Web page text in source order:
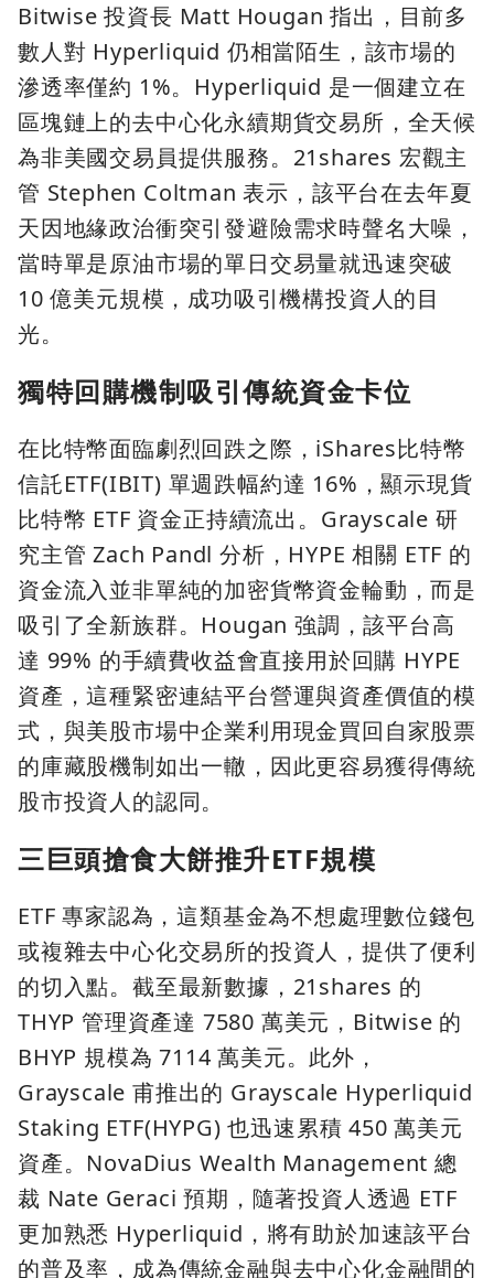
Bitwise 投資長 Matt Hougan 指出，目前多
數人對 Hyperliquid 仍相當陌生，該市場的
滲透率僅約 1%。Hyperliquid 是一個建立在
區塊鏈上的去中心化永續期貨交易所，全天候
為非美國交易員提供服務。21shares 宏觀主
管 Stephen Coltman 表示，該平台在去年夏
天因地緣政治衝突引發避險需求時聲名大噪，
當時單是原油市場的單日交易量就迅速突破
10 億美元規模，成功吸引機構投資人的目
光。
獨特回購機制吸引傳統資金卡位
在比特幣面臨劇烈回跌之際，iShares比特幣
信託ETF(IBIT) 單週跌幅約達 16%，顯示現貨
比特幣 ETF 資金正持續流出。Grayscale 研
究主管 Zach Pandl 分析，HYPE 相關 ETF 的
資金流入並非單純的加密貨幣資金輪動，而是
吸引了全新族群。Hougan 強調，該平台高
達 99% 的手續費收益會直接用於回購 HYPE
資產，這種緊密連結平台營運與資產價值的模
式，與美股市場中企業利用現金買回自家股票
的庫藏股機制如出一轍，因此更容易獲得傳統
股市投資人的認同。
三巨頭搶食大餅推升ETF規模
ETF 專家認為，這類基金為不想處理數位錢包
或複雜去中心化交易所的投資人，提供了便利
的切入點。截至最新數據，21shares 的
THYP 管理資產達 7580 萬美元，Bitwise 的
BHYP 規模為 7114 萬美元。此外，
Grayscale 甫推出的 Grayscale Hyperliquid
Staking ETF(HYPG) 也迅速累積 450 萬美元
資產。NovaDius Wealth Management 總
裁 Nate Geraci 預期，隨著投資人透過 ETF
更加熟悉 Hyperliquid，將有助於加速該平台
的普及率，成為傳統金融與去中心化金融間的